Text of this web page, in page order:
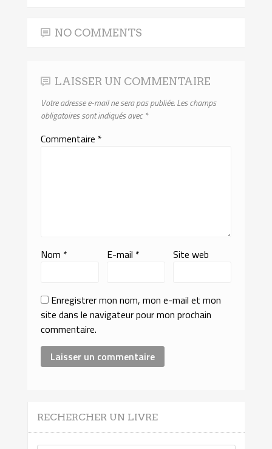
NO COMMENTS
LAISSER UN COMMENTAIRE
Votre adresse e-mail ne sera pas publiée.Les champs
obligatoires sont indiqués avec*
Commentaire *
Nom * E-mail * Site web
Enregistrer mon nom, mon e-mail et mon
site dans le navigateur pour mon prochain
commentaire.
RECHERCHER UN LIVRE